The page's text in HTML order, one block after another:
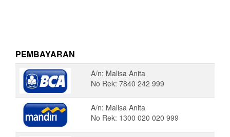
PEMBAYARAN
A/n: Malisa Anita
No Rek: 7840 242 999
A/n: Malisa Anita
No Rek: 1300 020 020 999